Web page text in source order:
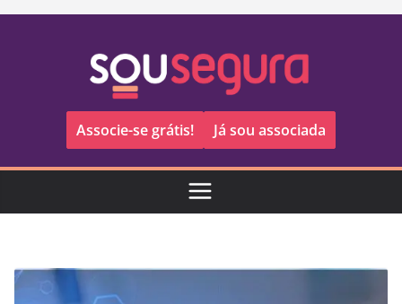
Pular
Associe-se grátis! Já sou associada